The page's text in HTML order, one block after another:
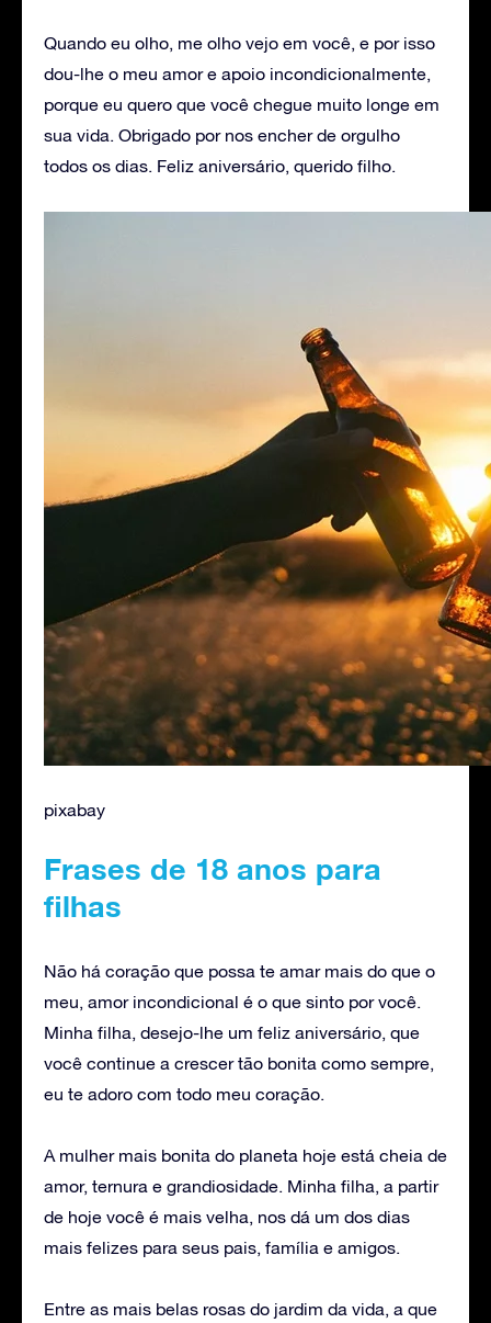
Quando eu olho, me olho vejo em você, e por isso
dou-lhe o meu amor e apoio incondicionalmente,
porque eu quero que você chegue muito longe em
sua vida. Obrigado por nos encher de orgulho
todos os dias. Feliz aniversário, querido filho.
pixabay
Frases de 18 anos para
filhas
Não há coração que possa te amar mais do que o
meu, amor incondicional é o que sinto por você.
Minha filha, desejo-lhe um feliz aniversário, que
você continue a crescer tão bonita como sempre,
eu te adoro com todo meu coração.
A mulher mais bonita do planeta hoje está cheia de
amor, ternura e grandiosidade. Minha filha, a partir
de hoje você é mais velha, nos dá um dos dias
mais felizes para seus pais, família e amigos.
Entre as mais belas rosas do jardim da vida, a que